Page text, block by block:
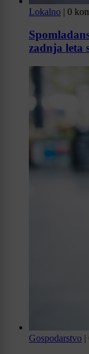
Lokalno | 0
zadnja leta
Gospodarstvo |